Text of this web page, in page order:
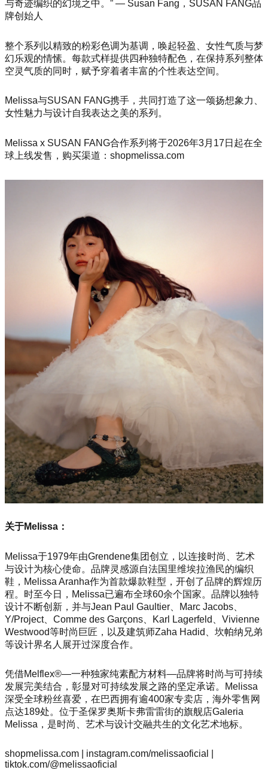
与奇迹编织的幻境之中。” — Susan Fang，SUSAN FANG品
牌创始人
整个系列以精致的粉彩色调为基调，唤起轻盈、女性气质与梦
幻乐观的情愫。每款式样提供四种独特配色，在保持系列整体
空灵气质的同时，赋予穿着者丰富的个性表达空间。
Melissa与SUSAN FANG携手，共同打造了这一颂扬想象力、
女性魅力与设计自我表达之美的系列。
Melissa x SUSAN FANG合作系列将于2026年3月17日起在全
球上线发售，购买渠道：shopmelissa.com
关于Melissa：
Melissa于1979年由Grendene集团创立，以连接时尚、艺术
与设计为核心使命。品牌灵感源自法国里维埃拉渔民的编织
鞋，Melissa Aranha作为首款爆款鞋型，开创了品牌的辉煌历
程。时至今日，Melissa已遍布全球60余个国家。品牌以独特
设计不断创新，并与Jean Paul Gaultier、Marc Jacobs、
Y/Project、Comme des Garçons、Karl Lagerfeld、Vivienne
Westwood等时尚巨匠，以及建筑师Zaha Hadid、坎帕纳兄弟
等设计界名人展开过深度合作。
凭借Melflex®—一种独家纯素配方材料—品牌将时尚与可持续
发展完美结合，彰显对可持续发展之路的坚定承诺。Melissa
深受全球粉丝喜爱，在巴西拥有逾400家专卖店，海外零售网
点达189处。位于圣保罗奥斯卡弗雷雷街的旗舰店Galeria
Melissa，是时尚、艺术与设计交融共生的文化艺术地标。
shopmelissa.com | instagram.com/melissaoficial |
tiktok.com/@melissaoficial